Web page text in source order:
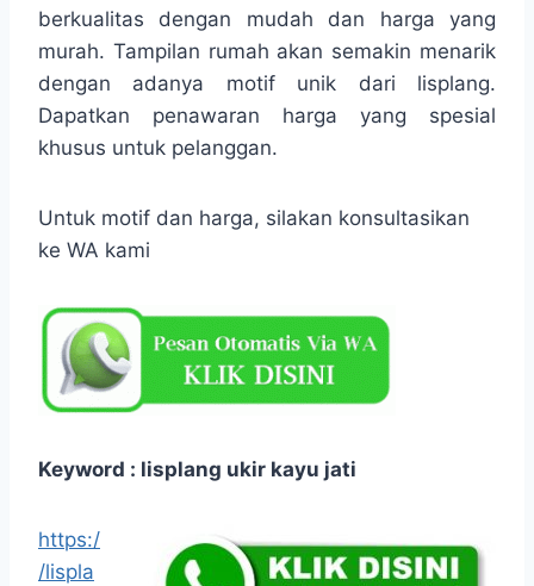
berkualitas dengan mudah dan harga yang
murah. Tampilan rumah akan semakin menarik
dengan adanya motif unik dari lisplang.
Dapatkan penawaran harga yang spesial
khusus untuk pelanggan.
Untuk motif dan harga, silakan konsultasikan
ke WA kami
Keyword : lisplang ukir kayu jati
https:/
/lispla